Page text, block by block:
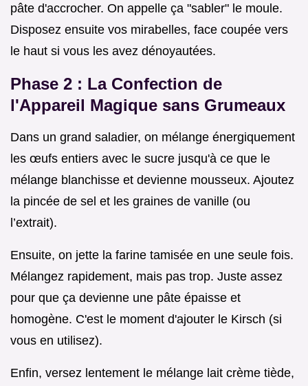
pâte d'accrocher. On appelle ça "sabler" le moule.
Disposez ensuite vos mirabelles, face coupée vers
le haut si vous les avez dénoyautées.
Phase 2 : La Confection de
l'Appareil Magique sans Grumeaux
Dans un grand saladier, on mélange énergiquement
les œufs entiers avec le sucre jusqu'à ce que le
mélange blanchisse et devienne mousseux. Ajoutez
la pincée de sel et les graines de vanille (ou
l’extrait).
Ensuite, on jette la farine tamisée en une seule fois.
Mélangez rapidement, mais pas trop. Juste assez
pour que ça devienne une pâte épaisse et
homogène. C'est le moment d'ajouter le Kirsch (si
vous en utilisez).
Enfin, versez lentement le mélange lait crème tiède,